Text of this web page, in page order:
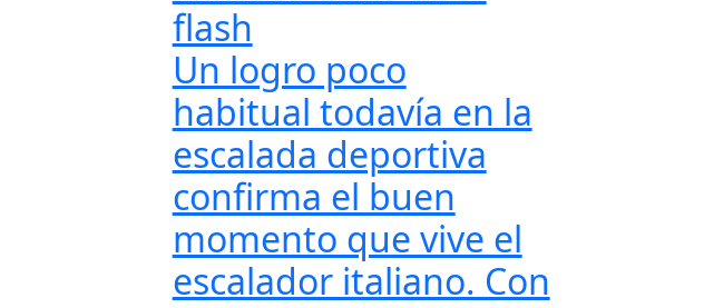
flash
Un logro poco
habitual todavía en la
escalada deportiva
confirma el buen
momento que vive el
escalador italiano. Con